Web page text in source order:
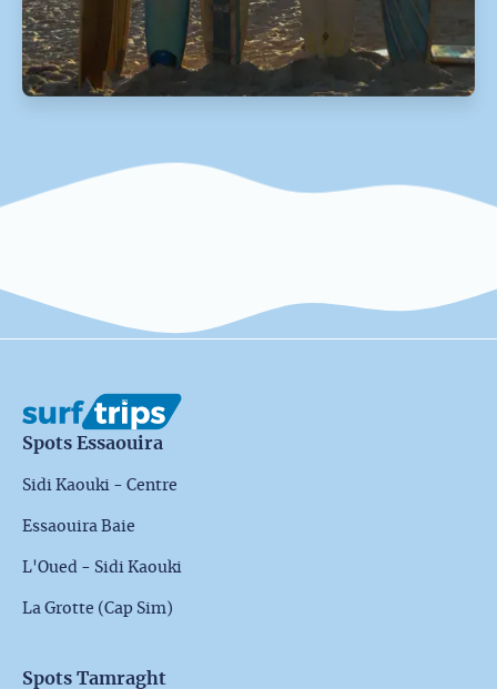
Spots Essaouira
Sidi Kaouki - Centre
Essaouira Baie
L'Oued - Sidi Kaouki
La Grotte (Cap Sim)
Spots Tamraght